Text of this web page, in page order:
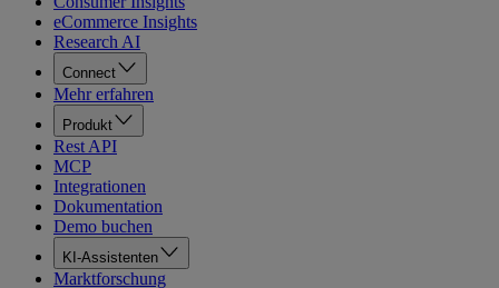
eCommerce Insights
Research AI
Connect
Mehr erfahren
Produkt
Rest API
MCP
Integrationen
Dokumentation
Demo buchen
KI-Assistenten
Marktforschung